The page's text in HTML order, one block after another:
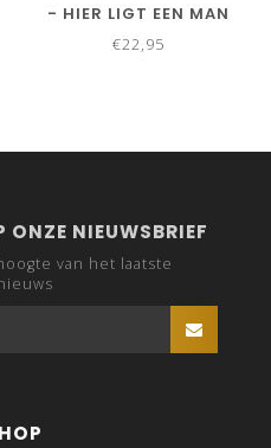
- HIER LIGT EEN MAN
€22,95
NIEUWSBRIEF
van het laatste